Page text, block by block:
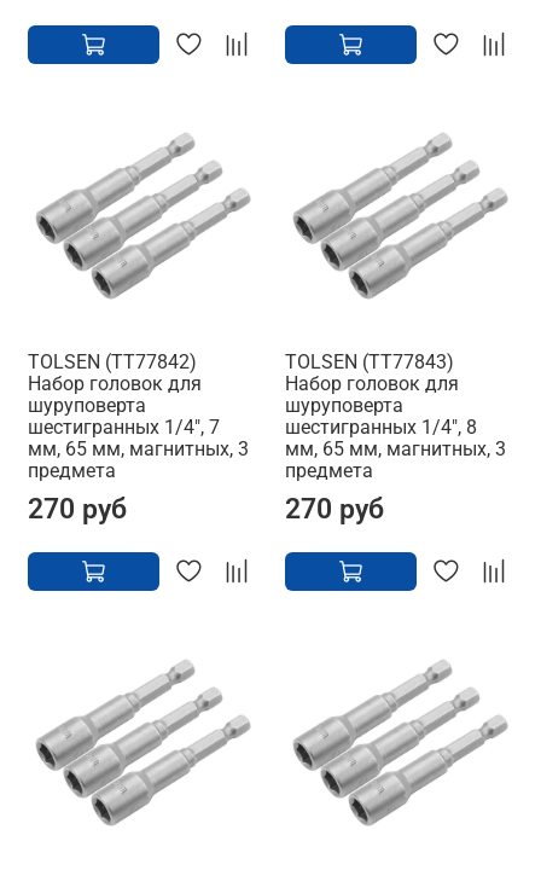
TOLSEN (TT77842)
Набор головок для
шуруповерта
шестигранных 1/4", 7
мм, 65 мм, магнитных, 3
предмета
270 руб
TOLSEN (TT77843)
Набор головок для
шуруповерта
шестигранных 1/4", 8
мм, 65 мм, магнитных, 3
предмета
270 руб